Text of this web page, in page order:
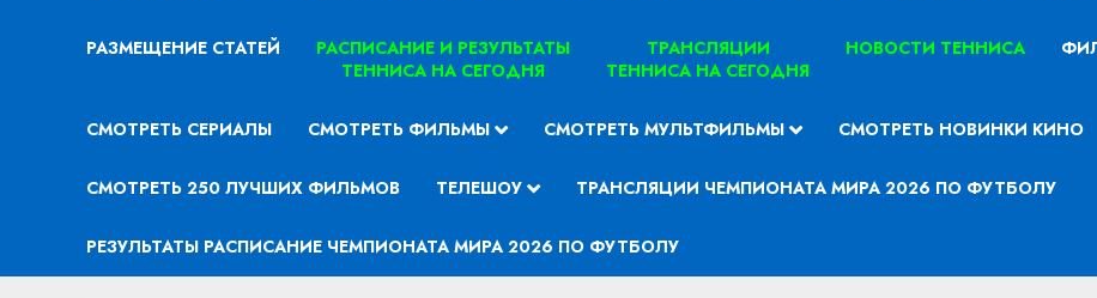
РАЗМЕЩЕНИЕ СТАТЕЙ
РАСПИСАНИЕ И РЕЗУЛЬТАТЫ
ТЕННИСА НА СЕГОДНЯ
ТРАНСЛЯЦИИ
ТЕННИСА НА СЕГОДНЯ
НОВОСТИ ТЕННИСА
СМОТРЕТЬ СЕРИАЛЫ СМОТРЕТЬ ФИЛЬМЫ СМОТРЕТЬ МУЛЬТФИЛЬМЫ СМОТРЕТЬ НОВИНКИ КИНО
СМОТРЕТЬ 250 ЛУЧШИХ ФИЛЬМОВ ТЕЛЕШОУ ТРАНСЛЯЦИИ ЧЕМПИОНАТА МИРА 2026 ПО ФУТБОЛУ
РЕЗУЛЬТАТЫ РАСПИСАНИЕ ЧЕМПИОНАТА МИРА 2026 ПО ФУТБОЛУ